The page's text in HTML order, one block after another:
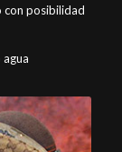
con posibilidad